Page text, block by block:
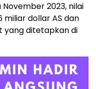
2023, nilai
dollar AS dan
yang ditetapkan di